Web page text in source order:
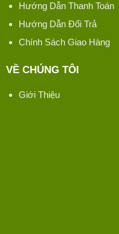
Hướng Dẫn Thanh Toán
Hướng Dẫn Đổi Trả
Chính Sách Giao Hàng
VỀ CHÚNG TÔI
Giới Thiệu